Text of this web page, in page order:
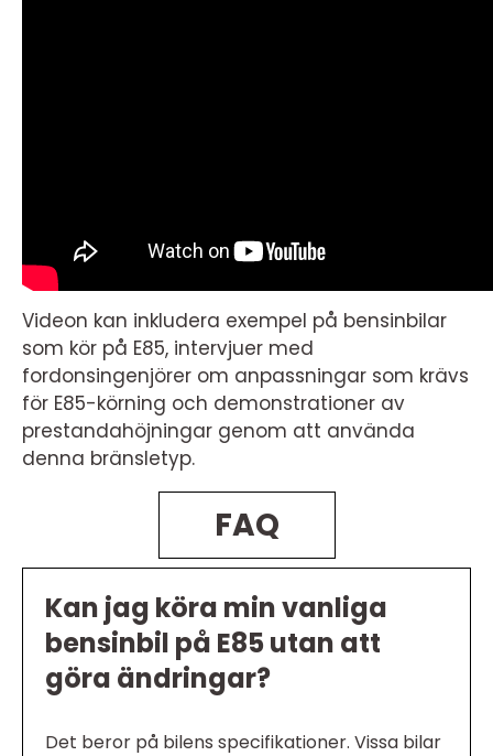
Videon kan inkludera exempel på bensinbilar
som kör på E85, intervjuer med
fordonsingenjörer om anpassningar som krävs
för E85-körning och demonstrationer av
prestandahöjningar genom att använda
denna bränsletyp.
FAQ
Kan jag köra min vanliga
bensinbil på E85 utan att
göra ändringar?
Det beror på bilens specifikationer. Vissa bilar